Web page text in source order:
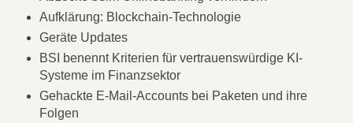
Aufklärung: Blockchain-Technologie
Geräte Updates
BSI benennt Kriterien für vertrauenswürdige KI-
Systeme im Finanzsektor
Gehackte E-Mail-Accounts bei Paketen und ihre
Folgen